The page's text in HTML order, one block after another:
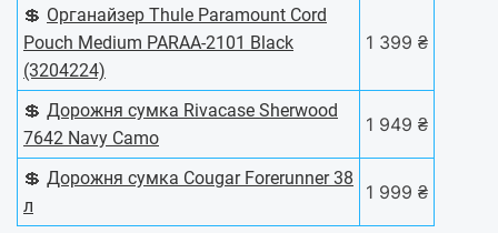
💲 Органайзер Thule Paramount Cord
Pouch Medium PARAA-2101 Black
(3204224)
1 399 ₴
💲 Дорожня сумка Rivacase Sherwood
7642 Navy Camo
1 949 ₴
💲 Дорожня сумка Cougar Forerunner 38
л
1 999 ₴